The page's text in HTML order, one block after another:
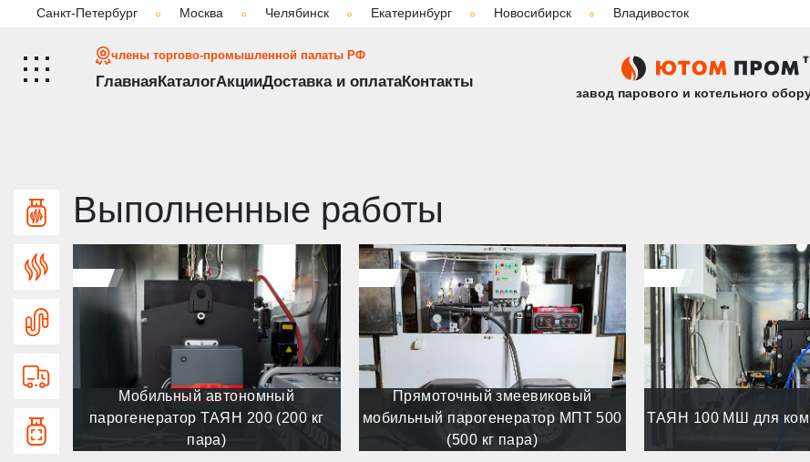
Санкт-Петербург Москва Челябинск Екатеринбург Новосибирск Владивосток
члены торгово-промышленной палаты РФ
ГлавнаяКаталогАкцииДоставка и оплатаКонтакты
завод парового и котельного
Главная Выполненные работы
Газ. парогенераторы
Диз. парогенераторы
Пром. парогенератор
Моб. парогенераторы
Котел на раме
Выполненные работы
Мобильный автономный
парогенератор ТАЯН 200 (200 кг
пара)
Прямоточный змеевиковый
мобильный парогенератор МПТ 500
(500 кг пара)
ТАЯН 100 МШ для